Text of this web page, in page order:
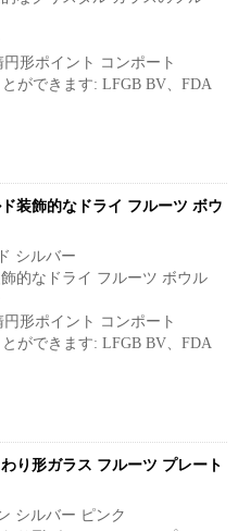
形ポイント コンポート
ができます: LFGB BV、FDA
装飾的なドライ フルーツ ボウ
シルバー
飾的なドライ フルーツ ボウル
形ポイント コンポート
ができます: LFGB BV、FDA
り形ガラス フルーツ プレート
シルバー ピンク